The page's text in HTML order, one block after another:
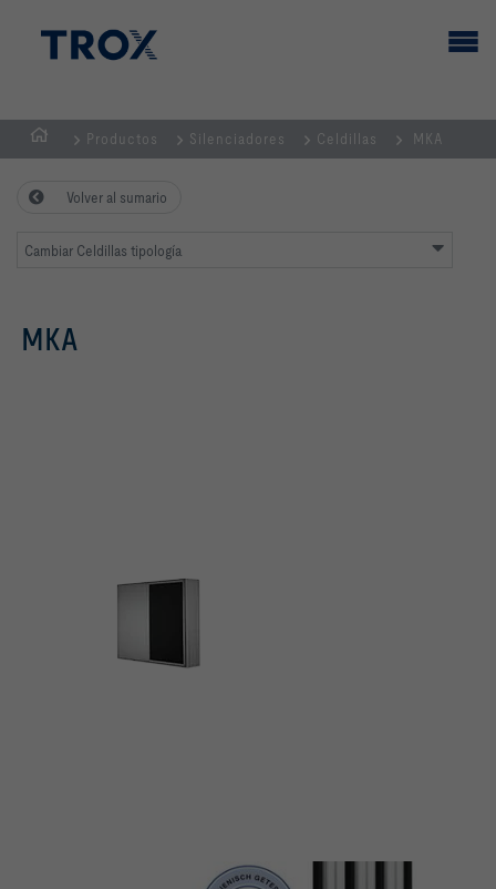
PÁGINA
PRINCIPAL
Productos Silenciadores Celdillas MKA
Volver al sumario
Cambiar Celdillas tipología
MKA